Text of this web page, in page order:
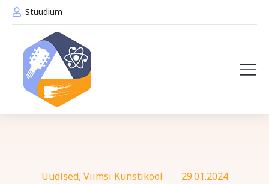
Stuudium
Uudised, Viimsi Kunstikool 29.01.2024